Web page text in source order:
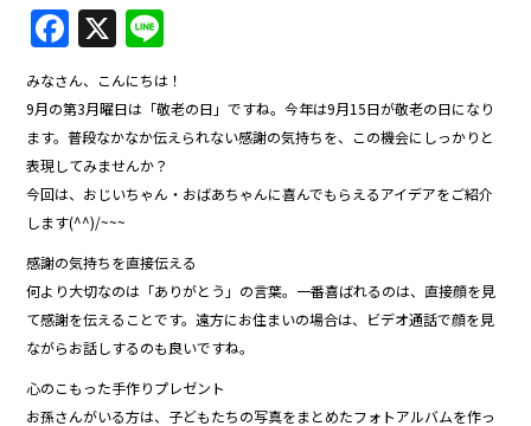
F
a
c
e
b
o
o
k
X
n
e
みなさん、こんにちは！
9月の第3月曜日は「敬老の日」ですね。今年は9月15日が敬老の日になり
ます。普段なかなか伝えられない感謝の気持ちを、この機会にしっかりと
表現してみませんか？
今回は、おじいちゃん・おばあちゃんに喜んでもらえるアイデアをご紹介
します(^^)/~~~
感謝の気持ちを直接伝える
何より大切なのは「ありがとう」の言葉。一番喜ばれるのは、直接顔を見
て感謝を伝えることです。遠方にお住まいの場合は、ビデオ通話で顔を見
ながらお話しするのも良いですね。
心のこもった手作りプレゼント
お孫さんがいる方は、子どもたちの写真をまとめたフォトアルバムを作っ